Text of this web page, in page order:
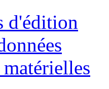
d'édition